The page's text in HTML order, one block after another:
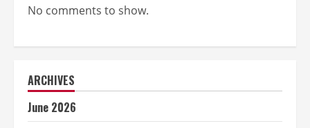
No comments to show.
ARCHIVES
June 2026